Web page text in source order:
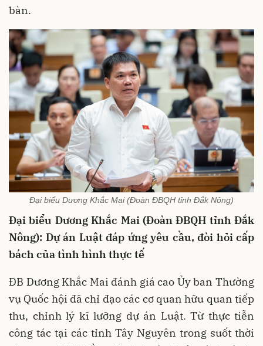
bàn.
Đại biểu Dương Khắc Mai (Đoàn ĐBQH tỉnh Đắk Nông)
Đại biểu Dương Khắc Mai (Đoàn ĐBQH tỉnh Đắk
Nông): Dự án Luật đáp ứng yêu cầu, đòi hỏi cấp
bách của tình hình thực tế
ĐB Dương Khắc Mai đánh giá cao Ủy ban Thường
vụ Quốc hội đã chỉ đạo các cơ quan hữu quan tiếp
thu, chỉnh lý kĩ lưỡng dự án Luật. Từ thực tiễn
công tác tại các tỉnh Tây Nguyên trong suốt thời